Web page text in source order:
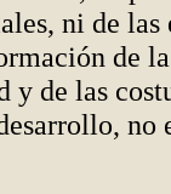
ni de las
de
y de las
no